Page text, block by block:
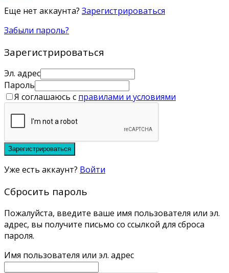
Еще нет аккаунта? Зарегистрироваться
Забыли пароль?
Зарегистрироваться
Эл. адрес
Пароль
Я соглашаюсь с правилами и условиями
Зарегистрироваться
Уже есть аккаунт? Войти
Сбросить пароль
Пожалуйста, введите ваше имя пользователя или эл.
адрес, вы получите письмо со ссылкой для сброса
пароля.
Имя пользователя или эл. адрес